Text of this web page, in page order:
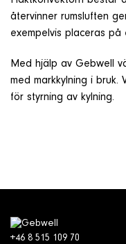
återvinner rumsluften
exempelvis placeras
Med hjälp av Gebwell
med markkylning i bruk.
för styrning av kylning.
+46 8 515 109 70